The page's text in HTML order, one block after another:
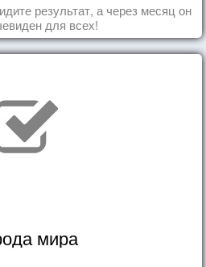
результат, а через месяц он
для всех!
мира